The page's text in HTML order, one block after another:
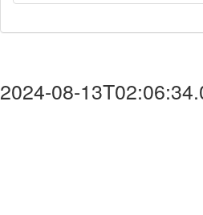
2024-08-